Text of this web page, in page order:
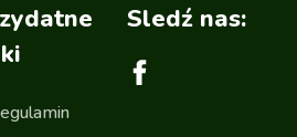
Sledź nas: